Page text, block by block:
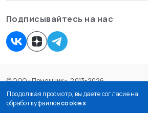
Продолжая просмотр, вы даете согласие на
обработку файловcookies
Подписывайтесь на нас
© ООО «Помощник», 2013-2026.
Согласие на обработку персональных данных
Пользовательское соглашение